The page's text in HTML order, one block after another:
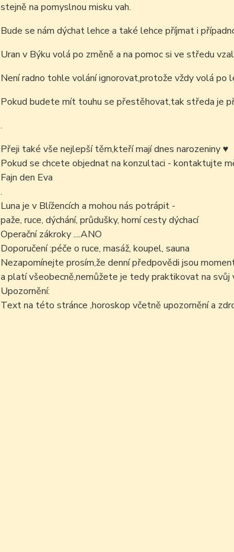
stejně na pomyslnou misku vah.
Bude se nám dýchat lehce a také lehce příjmat i
Uran v Býku volá po změně a na pomoc si ve středu
Není radno tohle volání ignorovat,protože vždy volá po
Pokud budete mít touhu se přestěhovat,tak středa je
.
Přeji také vše nejlepší těm,kteří mají dnes narozeniny♥
Pokud se chcete objednat na konzultaci - kontaktujte
Fajn den Eva
.
Luna je v Blížencích a mohou nás potrápit -
paže, ruce, dýchání, průdušky, horní cesty dýchací
Operační zákroky ....ANO
Doporučení :péče o ruce, masáž, koupel, sauna
Nezapomínejte prosím,že denní předpovědi jsou
a platí všeobecně,nemůžete je tedy praktikovat na svůj
Upozornění:
Text na této stránce ,horoskop včetně upozornění a